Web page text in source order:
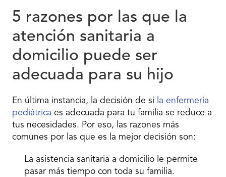
5 razones por las que la
atención sanitaria a
domicilio puede ser
adecuada para su hijo
En última instancia, la decisión de si
la enfermería
pediátrica es adecuada para tu familia se reduce a
tus necesidades. Por eso, las razones más
comunes por las que es la mejor decisión son:
La asistencia sanitaria a domicilio le permite
pasar más tiempo con toda su familia.